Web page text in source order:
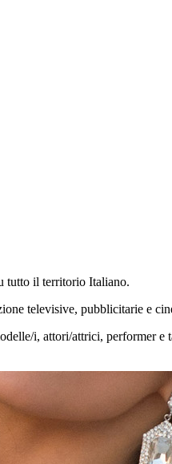
tutto il territorio Italiano.
televisive, pubblicitarie e
i, attori/attrici, performer e